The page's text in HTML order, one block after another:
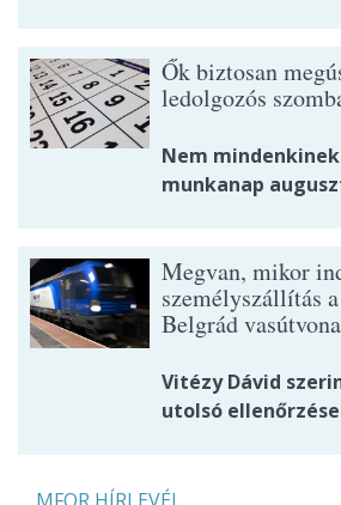
Ők biztosan
ledolgozós
Nem
munkanap
Megvan, mikor
személyszállítás
Belgrád
Vitézy Dávid
utolsó